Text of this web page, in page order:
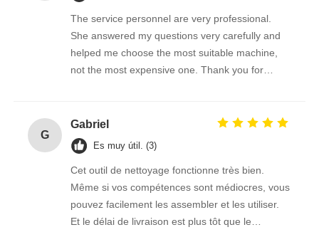
The service personnel are very professional.
She answered my questions very carefully and
helped me choose the most suitable machine,
not the most expensive one. Thank you for
G
Gabriel
Es muy útil. (3)
Cet outil de nettoyage fonctionne très bien.
Même si vos compétences sont médiocres, vous
pouvez facilement les assembler et les utiliser.
Et le délai de livraison est plus tôt que le